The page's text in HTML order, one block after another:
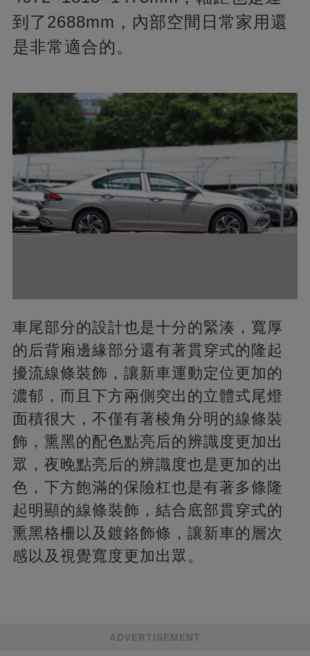
到了2688mm，內部空間日常家用還
是非常適合的。
車尾部分的設計也是十分的緊湊，寬厚
的后背廂邊緣部分還有著貫穿式的隆起
擾流線條裝飾，讓新車運動定位更加的
濃郁，而且下方兩側突出的立體式尾燈
面積很大，不僅有著棱角分明的線條裝
飾，熏黑的配色點亮后的辨識度更加出
眾，夜晚點亮后的辨識度也是更加的出
色，下方飽滿的保險杠也是有著多條隆
起明顯的線條裝飾，結合底部貫穿式的
熏黑格柵以及鍍鉻飾條，讓新車的層次
感以及視覺寬度更加出眾。
ADVERTISEMENT